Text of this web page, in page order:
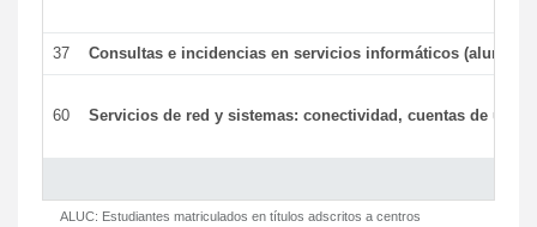
37 Consultas e incidencias en servicios informáticos (alumnos)
60 Servicios de red y sistemas: conectividad, cuentas de
ALUC: Estudiantes matriculados en títulos adscritos a centros